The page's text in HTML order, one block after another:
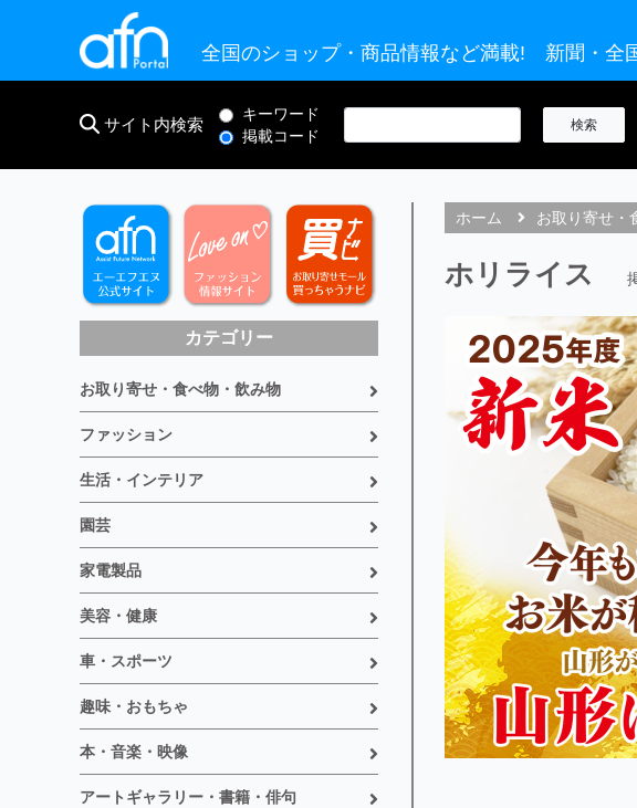
全国のショップ・商品情報など満載! 新聞・全
サイト内検索
キーワード
掲載コード
カテゴリー
お取り寄せ・食べ物・飲み物
ファッション
生活・インテリア
園芸
家電製品
美容・健康
車・スポーツ
趣味・おもちゃ
本・音楽・映像
アートギャラリー・書籍・俳句
ホーム お取り寄せ・
ホリライス